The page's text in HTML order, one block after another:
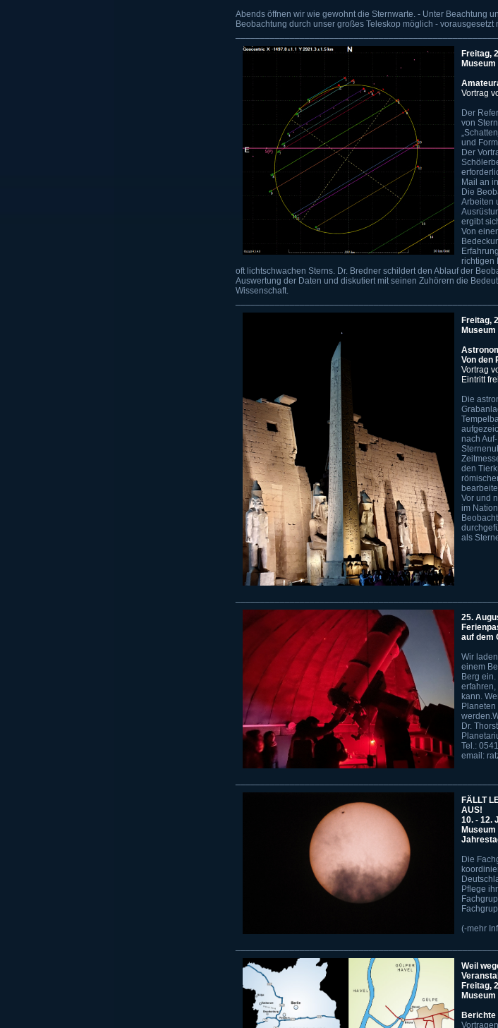
Abends öffnen wir wie gewohnt die Sternwarte. - Unter Beachtung
Beobachtung durch unser großes Teleskop möglich -
Freitag,
Vortrag
Der
von
und
Der
Mail an
Die
Arbeiten
ergibt
Von
richtigen
oft lichtschwachen Sterns. Dr. Bredner schildert den Ablauf der
Auswertung der Daten und diskutiert mit seinen Zuhörern die
Wissenschaft.
Freitag,
Von den
Vortrag
Eintritt frei
Die
nach
den
Vor und
im
als
25.
auf dem
Wir
einem
Berg
erfahren,
kann.
Dr.
Tel.:
email:
FÄLLT
AUS!
10. - 12.
Die
Pflege
(-mehr
Weil
Freitag,
Berichte